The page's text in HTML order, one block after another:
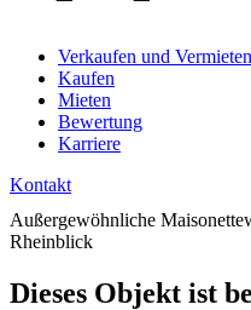
Verkaufen und Vermieten
Kaufen
Mieten
Bewertung
Karriere
Kontakt
Außergewöhnliche
Rheinblick
Dieses Objekt ist